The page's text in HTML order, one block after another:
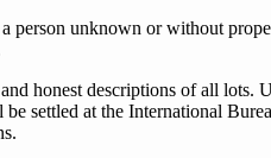
person unknown or without
honest descriptions of all lots.
settled at the International